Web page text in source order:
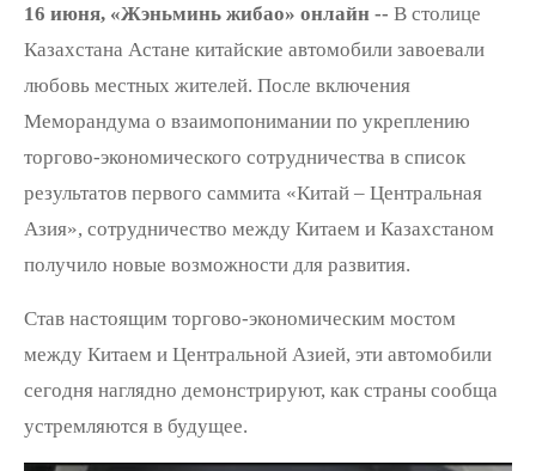
16 июня, «Жэньминь жибао» онлайн -- В столице
Казахстана Астане китайские автомобили завоевали
любовь местных жителей. После включения
Меморандума о взаимопонимании по укреплению
торгово-экономического сотрудничества в список
результатов первого саммита «Китай – Центральная
Азия», сотрудничество между Китаем и Казахстаном
получило новые возможности для развития.
Став настоящим торгово-экономическим мостом
между Китаем и Центральной Азией, эти автомобили
сегодня наглядно демонстрируют, как страны сообща
устремляются в будущее.